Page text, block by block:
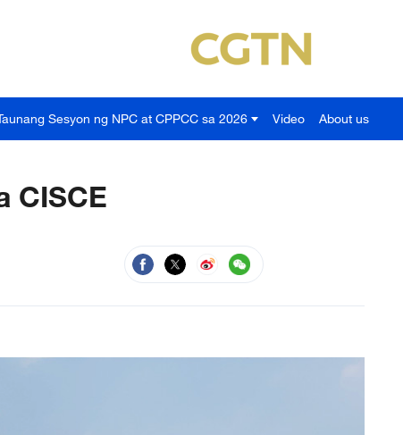
Sesyon ng NPC at CPPCC sa 2026 Video About us
CISCE